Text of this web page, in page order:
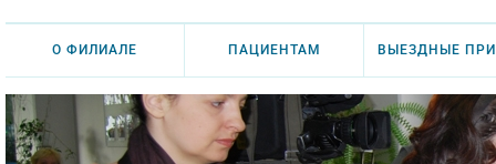
О ФИЛИАЛЕ ПАЦИЕНТАМ ВЫЕЗДНЫЕ